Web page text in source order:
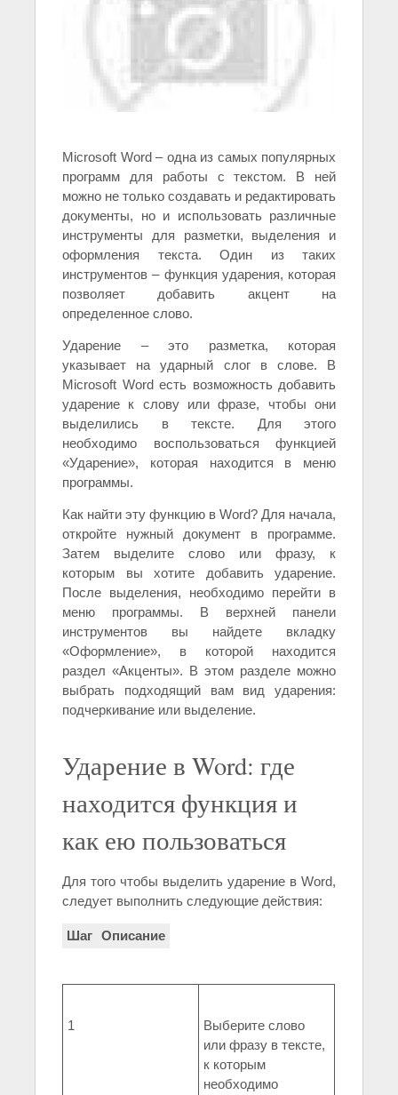
Microsoft Word – одна из самых популярных
программ для работы с текстом. В ней
можно не только создавать и редактировать
документы, но и использовать различные
инструменты для разметки, выделения и
оформления текста. Один из таких
инструментов – функция ударения, которая
позволяет добавить акцент на
определенное слово.
Ударение – это разметка, которая
указывает на ударный слог в слове. В
Microsoft Word есть возможность добавить
ударение к слову или фразе, чтобы они
выделились в тексте. Для этого
необходимо воспользоваться функцией
«Ударение», которая находится в меню
программы.
Как найти эту функцию в Word? Для начала,
откройте нужный документ в программе.
Затем выделите слово или фразу, к
которым вы хотите добавить ударение.
После выделения, необходимо перейти в
меню программы. В верхней панели
инструментов вы найдете вкладку
«Оформление», в которой находится
раздел «Акценты». В этом разделе можно
выбрать подходящий вам вид ударения:
подчеркивание или выделение.
Ударение в Word: где
находится функция и
как ею пользоваться
Для того чтобы выделить ударение в Word,
следует выполнить следующие действия:
Шаг Описание
1
Выберите слово
или фразу в тексте,
к которым
необходимо